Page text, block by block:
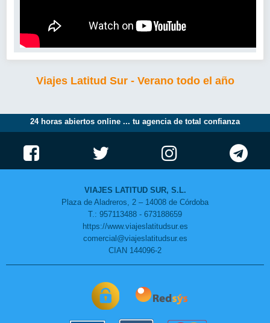
Viajes Latitud Sur - Verano todo el año
24 horas abiertos online ... tu agencia de total confianza
VIAJES LATITUD SUR, S.L.
Plaza de Aladreros, 2 – 14008 de Córdoba
T.: 957113488 - 673188659
https://www.viajeslatitudsur.es
comercial@viajeslatitudsur.es
CIAN 144096-2